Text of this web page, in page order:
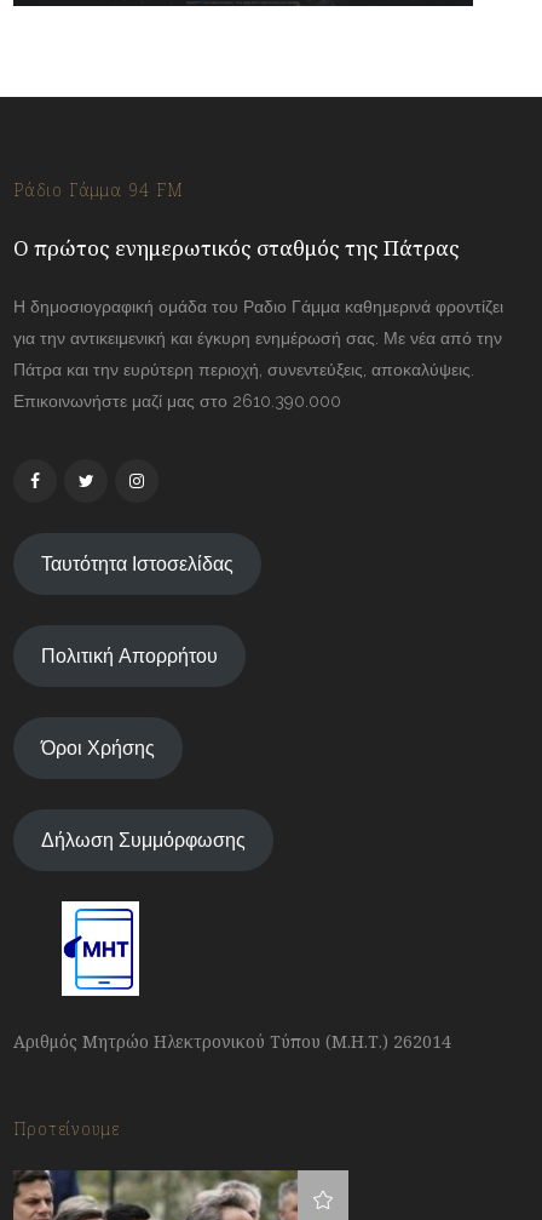
Ράδιο Γάμμα 94 FM
Ο πρώτος ενημερωτικός σταθμός της Πάτρας
Η δημοσιογραφική ομάδα του Ραδιο Γάμμα καθημερινά φροντίζει
για την αντικειμενική και έγκυρη ενημέρωσή σας. Με νέα από την
Πάτρα και την ευρύτερη περιοχή, συνεντεύξεις, αποκαλύψεις.
Επικοινωνήστε μαζί μας στο 2610.390.000
Ταυτότητα Ιστοσελίδας
Πολιτική Απορρήτου
Όροι Χρήσης
Δήλωση Συμμόρφωσης
Αριθμός Μητρώο Ηλεκτρονικού Τύπου (Μ.Η.Τ.) 262014
Προτείνουμε